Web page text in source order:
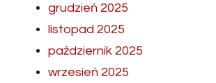
grudzień 2025
listopad 2025
październik 2025
wrzesień 2025